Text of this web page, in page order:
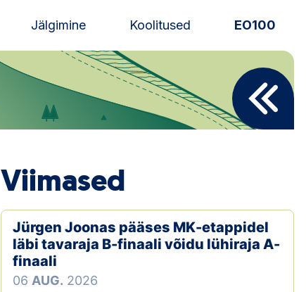
Jälgimine Koolitused EO100
Uudised
Alustajale
Eesti Orienteerumine 100!
Toetamine
Telli litsents!
Noored
Viimased
Jürgen Joonas pääses MK-etappidel
läbi tavaraja B-finaali võidu lühiraja A-
finaali
06 AUG. 2026